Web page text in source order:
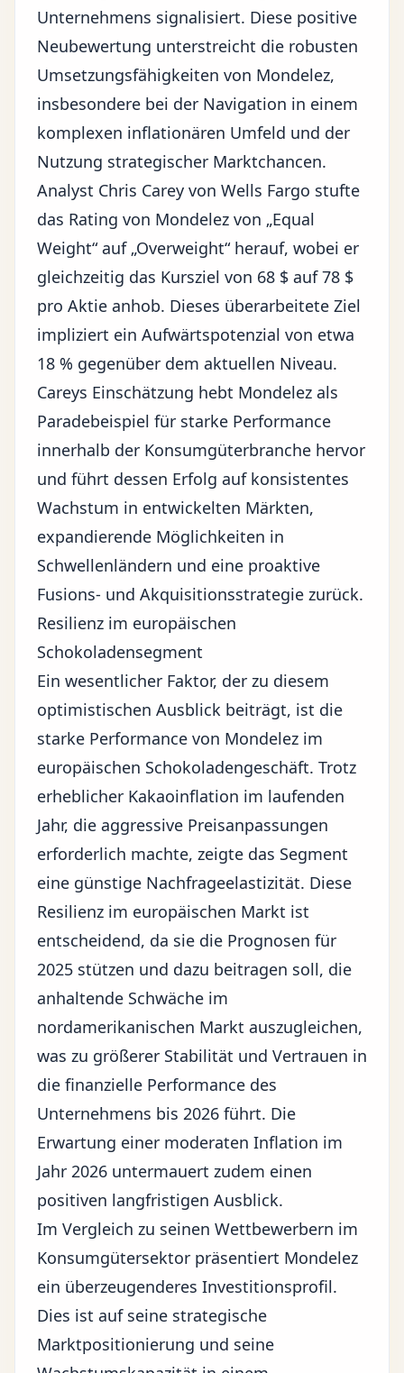
Unternehmens signalisiert. Diese positive
Neubewertung unterstreicht die robusten
Umsetzungsfähigkeiten von Mondelez,
insbesondere bei der Navigation in einem
komplexen inflationären Umfeld und der
Nutzung strategischer Marktchancen.
Analyst Chris Carey von Wells Fargo stufte
das Rating von Mondelez von „Equal
Weight“ auf „Overweight“ herauf, wobei er
gleichzeitig das Kursziel von 68 $ auf 78 $
pro Aktie anhob. Dieses überarbeitete Ziel
impliziert ein Aufwärtspotenzial von etwa
18 % gegenüber dem aktuellen Niveau.
Careys Einschätzung hebt Mondelez als
Paradebeispiel für starke Performance
innerhalb der Konsumgüterbranche hervor
und führt dessen Erfolg auf konsistentes
Wachstum in entwickelten Märkten,
expandierende Möglichkeiten in
Schwellenländern und eine proaktive
Fusions- und Akquisitionsstrategie zurück.
Resilienz im europäischen
Schokoladensegment
Ein wesentlicher Faktor, der zu diesem
optimistischen Ausblick beiträgt, ist die
starke Performance von Mondelez im
europäischen Schokoladengeschäft. Trotz
erheblicher Kakaoinflation im laufenden
Jahr, die aggressive Preisanpassungen
erforderlich machte, zeigte das Segment
eine günstige Nachfrageelastizität. Diese
Resilienz im europäischen Markt ist
entscheidend, da sie die Prognosen für
2025 stützen und dazu beitragen soll, die
anhaltende Schwäche im
nordamerikanischen Markt auszugleichen,
was zu größerer Stabilität und Vertrauen in
die finanzielle Performance des
Unternehmens bis 2026 führt. Die
Erwartung einer moderaten Inflation im
Jahr 2026 untermauert zudem einen
positiven langfristigen Ausblick.
Im Vergleich zu seinen Wettbewerbern im
Konsumgütersektor präsentiert Mondelez
ein überzeugenderes Investitionsprofil.
Dies ist auf seine strategische
Marktpositionierung und seine